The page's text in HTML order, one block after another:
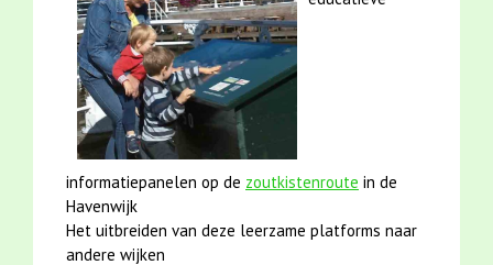
informatiepanelen op de zoutkistenroute in de
Havenwijk
Het uitbreiden van deze leerzame platforms naar
andere wijken